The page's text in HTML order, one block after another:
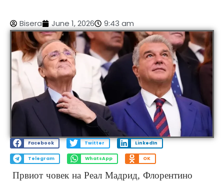
Bisera June 1, 2026 9:43 am
Facebook Twitter LinkedIn
Telegram WhatsApp OK
Првиот човек на Реал Мадрид, Флорентино